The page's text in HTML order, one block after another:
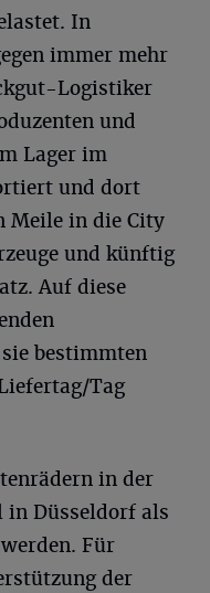
In
immer mehr
Logistiker
und
Lager im
und dort
Meile in die City
und künftig
Auf diese
bestimmten
Tag
in der
in Düsseldorf als
Für
der